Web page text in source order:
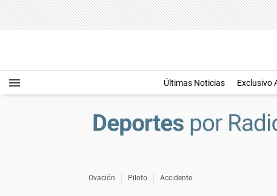
Últimas Noticias Exclusivo
Ovación Piloto Accidente